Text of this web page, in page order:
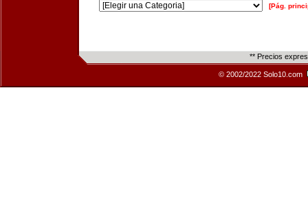
[Pág.
** Precios
© 2002/2022 Solo10.com